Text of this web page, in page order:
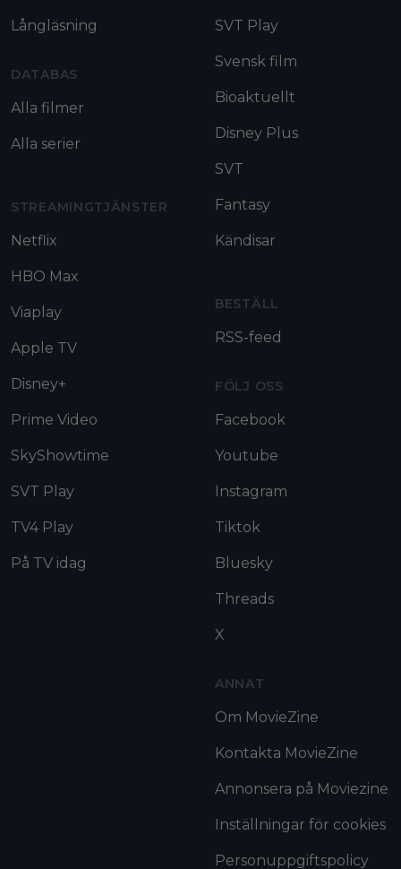
Långläsning
DATABAS
Alla filmer
Alla serier
STREAMINGTJÄNSTER
Netflix
HBO Max
Viaplay
Apple TV
Disney+
Prime Video
SkyShowtime
SVT Play
TV4 Play
På TV idag
SVT Play
Svensk film
Bioaktuellt
Disney Plus
SVT
Fantasy
Kändisar
BESTÄLL
RSS-feed
FÖLJ OSS
Facebook
Youtube
Instagram
Tiktok
Bluesky
Threads
X
ANNAT
Om MovieZine
Kontakta MovieZine
Annonsera på Moviezine
Inställningar för cookies
Personuppgiftspolicy